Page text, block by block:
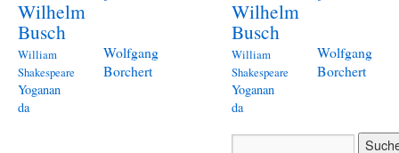
Wilhelm
Busch
William
Shakespeare
Wolfgang
Borchert
Yoganan
da
Wilhelm
Busch
William
Shakespeare
Wolfgang
Borchert
Yoganan
da